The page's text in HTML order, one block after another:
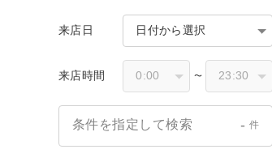
来店日 日付から選択
来店時間 〜
条件を指定して検索 - 件